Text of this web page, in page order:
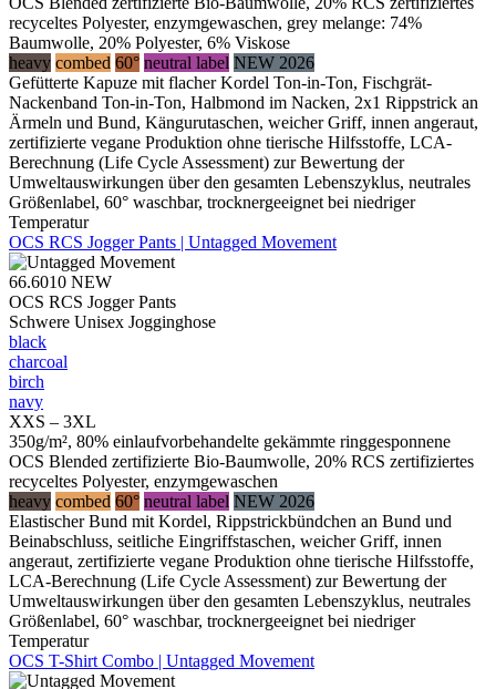
recyceltes Polyester, enzymgewaschen, grey melange: 74%
Baumwolle, 20% Polyester, 6% Viskose
heavy combed 60° neutral label NEW 2026
Gefütterte Kapuze mit flacher Kordel Ton-in-Ton, Fischgrät-
Nackenband Ton-in-Ton, Halbmond im Nacken, 2x1 Rippstrick an
Ärmeln und Bund, Kängurutaschen, weicher Griff, innen angeraut,
zertifizierte vegane Produktion ohne tierische Hilfsstoffe, LCA-
Berechnung (Life Cycle Assessment) zur Bewertung der
Umweltauswirkungen über den gesamten Lebenszyklus, neutrales
Größenlabel, 60° waschbar, trocknergeeignet bei niedriger
Temperatur
OCS RCS Jogger Pants | Untagged Movement
66.6010 NEW
OCS RCS Jogger Pants
Schwere Unisex Jogginghose
black
charcoal
birch
navy
XXS – 3XL
350g/m², 80% einlaufvorbehandelte gekämmte ringgesponnene
OCS Blended zertifizierte Bio-Baumwolle, 20% RCS zertifiziertes
recyceltes Polyester, enzymgewaschen
heavy combed 60° neutral label NEW 2026
Elastischer Bund mit Kordel, Rippstrickbündchen an Bund und
Beinabschluss, seitliche Eingriffstaschen, weicher Griff, innen
angeraut, zertifizierte vegane Produktion ohne tierische Hilfsstoffe,
LCA-Berechnung (Life Cycle Assessment) zur Bewertung der
Umweltauswirkungen über den gesamten Lebenszyklus, neutrales
Größenlabel, 60° waschbar, trocknergeeignet bei niedriger
Temperatur
OCS T-Shirt Combo | Untagged Movement